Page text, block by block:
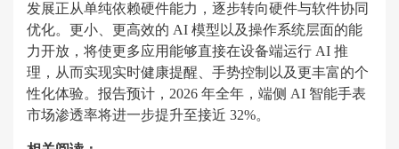
发展正从单纯依赖硬件能力，逐步转向硬件与软件协同
优化。更小、更高效的 AI 模型以及操作系统层面的能
力开放，将使更多应用能够直接在设备端运行 AI 推
理，从而实现实时健康提醒、手势控制以及更丰富的个
性化体验。报告预计，2026 年全年，端侧 AI 智能手表
市场渗透率将进一步提升至接近 32%。